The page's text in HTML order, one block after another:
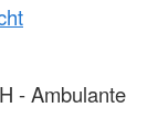
- Ambulante